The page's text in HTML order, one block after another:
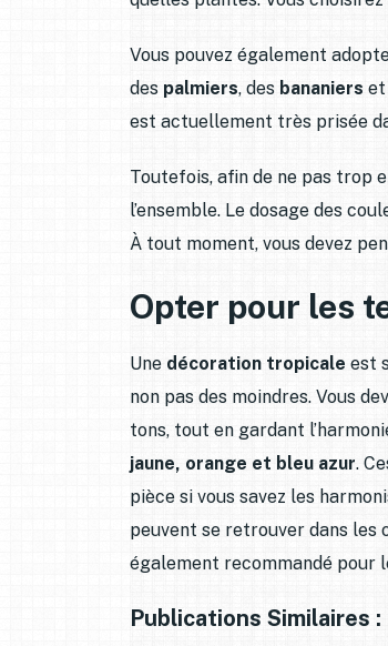
Vous pouvez également
des palmiers, des bananiers et
est actuellement très prisée
Toutefois, afin de ne pas trop
l’ensemble. Le dosage des
À tout moment, vous devez
Opter pour les
Une décoration tropicale est
non pas des moindres. Vous
tons, tout en gardant
jaune, orange et bleu azur.
pièce si vous savez les
peuvent se retrouver dans
également recommandé pour
Publications Similaires :